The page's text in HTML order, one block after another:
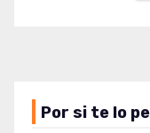
Por si te lo